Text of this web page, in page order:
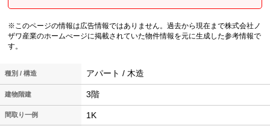
※このページの情報は広告情報ではありません。過去から現在まで株式会社ノ
ザワ産業のホームぺージに掲載されていた物件情報を元に生成した参考情報で
す。
種別 / 構造 アパート / 木造
建物階建 3階
間取り一例 1K